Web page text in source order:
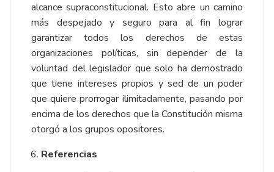
alcance supraconstitucional. Esto abre un camino
más despejado y seguro para al fin lograr
garantizar todos los derechos de estas
organizaciones políticas, sin depender de la
voluntad del legislador que solo ha demostrado
que tiene intereses propios y sed de un poder
que quiere prorrogar ilimitadamente, pasando por
encima de los derechos que la Constitución misma
otorgó a los grupos opositores.
Referencias